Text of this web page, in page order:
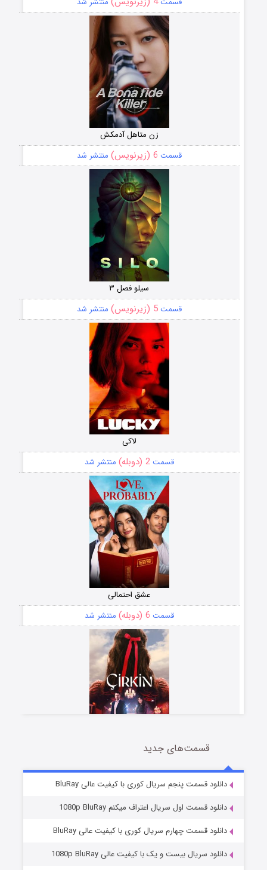
زن متاهل آدمکش
قسمت 6 (زیرنویس) منتشر شد
سیلو فصل ۳
قسمت5 (زیرنویس) منتشر شد
لاکی
قسمت2 (دوبله) منتشر شد
عشق احتمالی
قسمت 6 (دوبله) منتشر شد
سریال زشت
قسمت5 (زیرنویس) منتشر شد
قسمت‌های جدید
دانلود قسمت پنجم سریال کوری با کیفیت عالی BluRay
دانلود قسمت اول سریال اعتراف میکنم 1080p BluRay
دانلود قسمت چهارم سریال کوری با کیفیت عالی BluRay
دانلود سریال بیست و یک با کیفیت عالی 1080p BluRay